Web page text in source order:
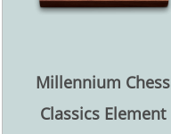
Millennium Chess
Classics Element